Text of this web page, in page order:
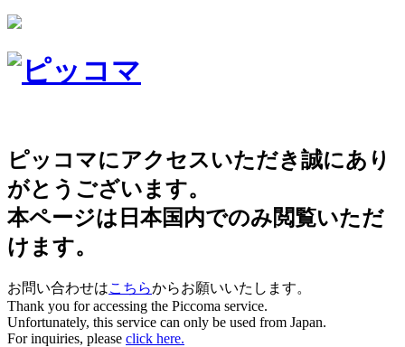
ピッコマにアクセスいただき誠にあり
がとうございます。
本ページは日本国内でのみ閲覧いただ
けます。
お問い合わせはこちらからお願いいたします。
Thank you for accessing the Piccoma service.
Unfortunately, this service can only be used from Japan.
For inquiries, please click here.